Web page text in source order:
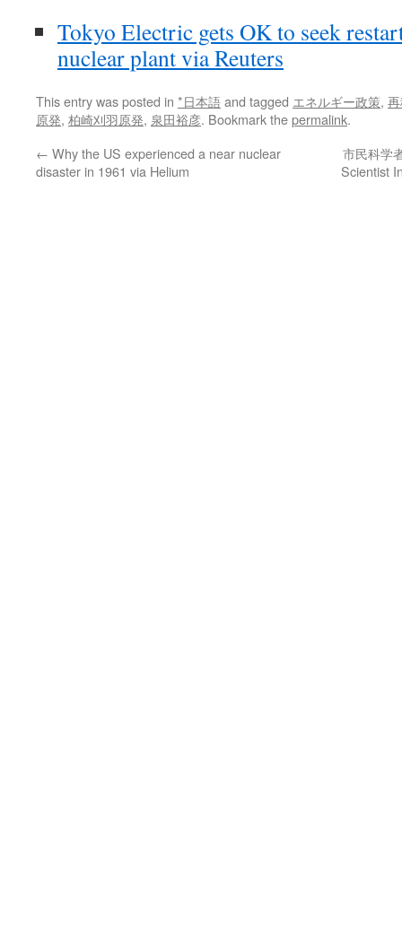
Tokyo Electric gets OK to seek
nuclear plant via Reuters
This entry was posted in *日本語and tagged エネルギー政策,
原発, 柏崎刈羽原発, 泉田裕彦. Bookmark thepermalink.
← Why the US experienced a near nuclear
disaster in 1961 via Helium
市民科学
Scientist